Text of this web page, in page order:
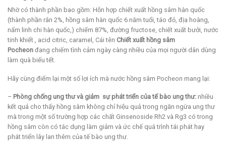
Nhờ có thành phần bao gồm: Hỗn hợp chiết xuất hồng sâm hàn quốc
(thành phần rắn 2%, hồng sâm hàn quốc 6 năm tuổi, táo đỏ, địa hoàng,
nấm linh chi hàn quốc,) chiếm 87%, đường fructose, chiết xuất bưởi, nước
tinh khiết., acid citric, caramel, Cái tên Chiết xuất hồng sâm
Pocheon đang chiếm tình cảm ngày càng nhiều của mọi người dân dùng
làm quà biếu tết.
Hãy cùng điểm lại một số lợi ích mà nước hồng sâm Pocheon mang lại:
– Phòng chống ung thư và giảm sự phát triển của tế bào ung thư: nhiều
kết quả cho thấy hồng sâm không chỉ hiệu quả trong ngăn ngừa ung thư
mà trong một số trường hợp các chất Ginsenoside Rh2 và Rg3 có trong
hồng sâm còn có tác dụng làm giảm và ức chế quá trình tái phát hay
phát triển lây lan thêm của tế bào ung thư.